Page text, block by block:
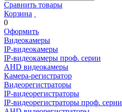
Сравнить товары
Корзина
0
Оформить
Видеокамеры
IP-видеокамеры
IP-видеокамеры проф. серии
AHD видеокамеры
Камера-регистратор
Видеорегистраторы
IP-видеорегистраторы
IP-видеорегистраторы проф. серии